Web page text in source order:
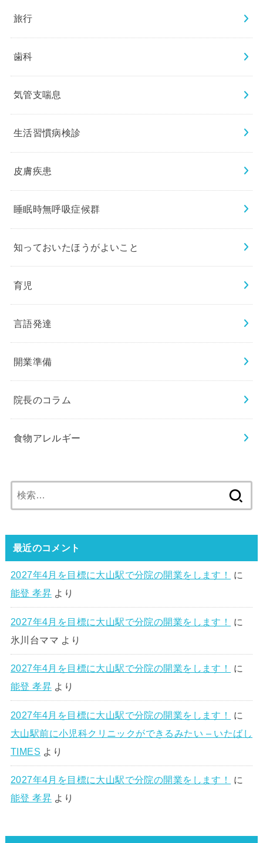
旅行
歯科
気管支喘息
生活習慣病検診
皮膚疾患
睡眠時無呼吸症候群
知っておいたほうがよいこと
育児
言語発達
開業準備
院長のコラム
食物アレルギー
索:
最近のコメント
2027年4月を目標に大山駅で分院の開業をします！
に
能登 孝昇より
2027年4月を目標に大山駅で分院の開業をします！
に
氷川台ママ より
2027年4月を目標に大山駅で分院の開業をします！
に
能登 孝昇より
2027年4月を目標に大山駅で分院の開業をします！
に
大山駅前に小児科クリニックができるみたい – いたばし
TIMES より
2027年4月を目標に大山駅で分院の開業をします！
に
能登 孝昇より